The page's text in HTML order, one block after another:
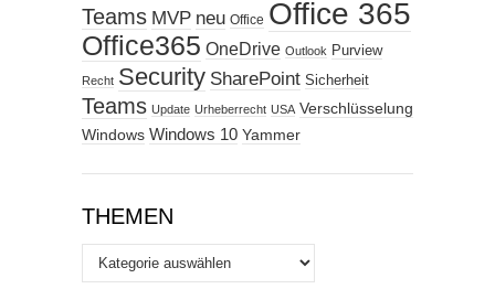
Teams MVP neu Office Office 365
Office365 OneDrive Outlook Purview
Recht Security SharePoint Sicherheit
Teams Update Urheberrecht USA Verschlüsselung
Windows Windows 10 Yammer
THEMEN
Themen